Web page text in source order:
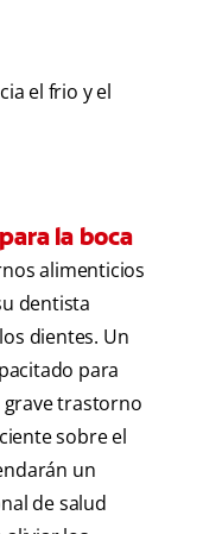
el frio y el
la boca
alimenticios
dentista
dientes. Un
para
grave trastorno
sobre el
un
de salud